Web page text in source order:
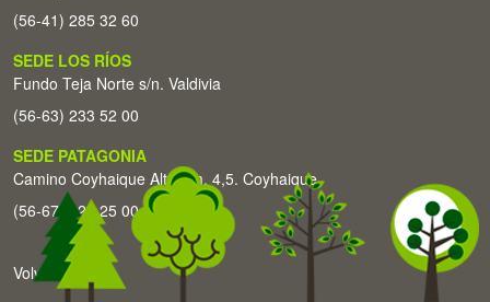
(56-41) 285 32 60
SEDE LOS RÍOS
Fundo Teja Norte s/n. Valdivia
(56-63) 233 52 00
SEDE PATAGONIA
Camino Coyhaique Alto Km. 4,5. Coyhaique
(56-67) 226 25 00
Volver arriba